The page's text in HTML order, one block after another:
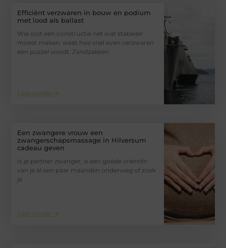
Efficiënt verzwaren in bouw en podium
met lood als ballast
Wie ooit een constructie net wat stabieler
moest maken, weet hoe snel even verzwaren
een puzzel wordt. Zandzakken
Lees verder ➜
Een zwangere vrouw een
zwangerschapsmassage in Hilversum
cadeau geven
Is je partner zwanger, is een goede vriendin
van je al een paar maanden onderweg of zoek
je
Lees verder ➜